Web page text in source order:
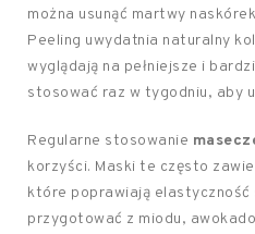
można usunąć martwy
Peeling uwydatnia naturalny
wyglądają na pełniejsze i
stosować raz w tygodniu, aby
Regularne stosowanie
korzyści. Maski te często
które poprawiają elastyczność
przygotować z miodu,